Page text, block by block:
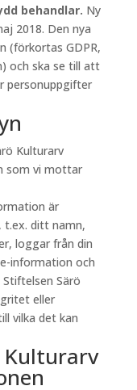
behandlar. Ny
2018. Den nya
(förkortas GDPR,
och ska se till att
personuppgifter
Kulturarv
som vi mottar
är
t.ex. ditt namn,
loggar från din
information och
Särö
eller
vilka det kan
Kulturarv